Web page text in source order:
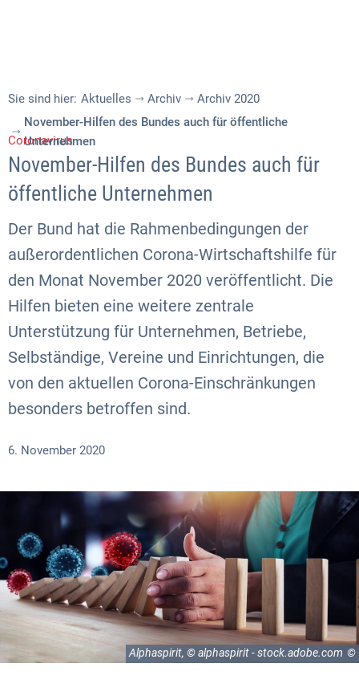
Sie sind hier: Aktuelles Archiv
Archiv 2020
November-Hilfen des Bundes auch für öffentliche
Unternehmen
Coronavirus
November-Hilfen des Bundes auch für
öffentliche Unternehmen
Der Bund hat die Rahmenbedingungen der
außerordentlichen Corona-Wirtschaftshilfe für
den Monat November 2020 veröffentlicht. Die
Hilfen bieten eine weitere zentrale
Unterstützung für Unternehmen, Betriebe,
Selbständige, Vereine und Einrichtungen, die
von den aktuellen Corona-Einschränkungen
besonders betroffen sind.
6. November 2020
Alphaspirit, © alphaspirit - stock.adobe.com